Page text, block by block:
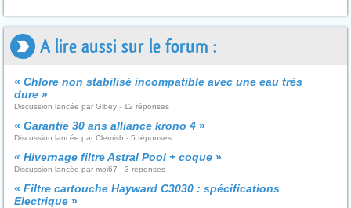
A lire aussi sur le forum :
« Chlore non stabilisé incompatible avec une eau très
dure »
Discussion lancée par Gibey - 12 réponses
« Garantie 30 ans alliance krono 4 »
Discussion lancée par Clemish - 5 réponses
« Hivernage filtre Astral Pool + coque »
Discussion lancée par moi67 - 3 réponses
« Filtre cartouche Hayward C3030 : spécifications
Electrique »